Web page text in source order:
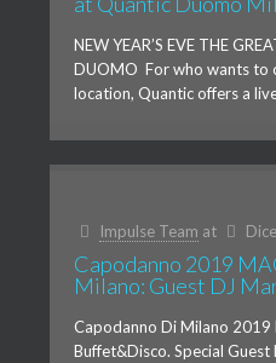
NEW YEAR’S EVE THE
DUOMO For who wants to
location, Quantic offers a
Impulse Team at
Capodanno 2019
Milano: Guest DJ
Capodanno Di Milano 2019
Buffet&Disco. Special Guest